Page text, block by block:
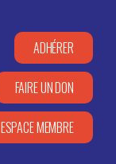
ADHÉRER
FAIRE UN DON
ESPACE MEMBRE